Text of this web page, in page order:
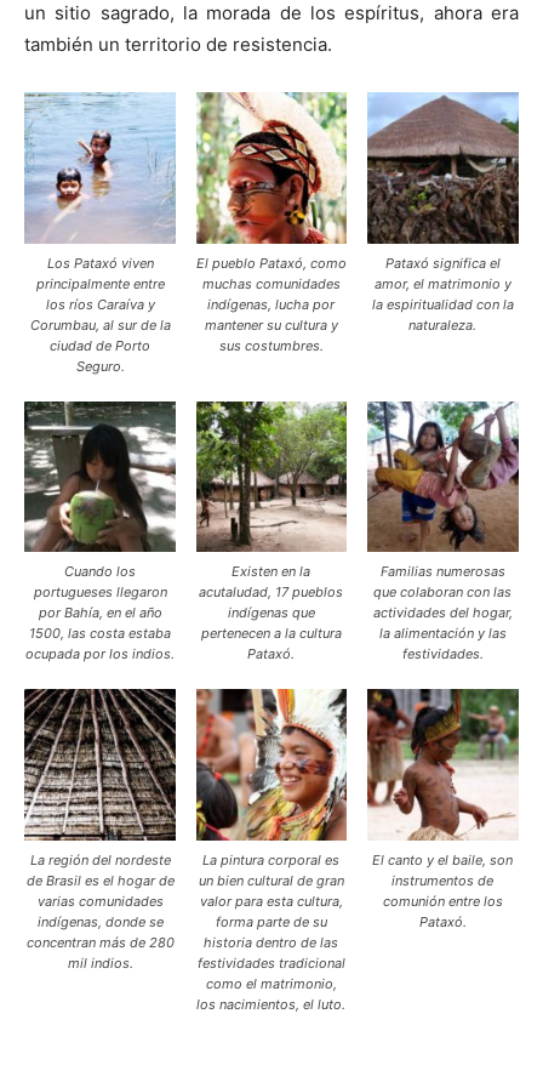
un sitio sagrado, la morada de los espíritus, ahora era
también un territorio de resistencia.
Los Pataxó viven
principalmente entre
los ríos Caraíva y
Corumbau, al sur de la
ciudad de Porto
Seguro.
El pueblo Pataxó, como
muchas comunidades
indígenas, lucha por
mantener su cultura y
sus costumbres.
Pataxó significa el
amor, el matrimonio y
la espiritualidad con la
naturaleza.
Cuando los
portugueses llegaron
por Bahía, en el año
1500, las costa estaba
ocupada por los indios.
Existen en la
acutaludad, 17 pueblos
indígenas que
pertenecen a la cultura
Pataxó.
Familias numerosas
que colaboran con las
actividades del hogar,
la alimentación y las
festividades.
La región del nordeste
de Brasil es el hogar de
varias comunidades
indígenas, donde se
concentran más de 280
mil indios.
La pintura corporal es
un bien cultural de gran
valor para esta cultura,
forma parte de su
historia dentro de las
festividades tradicional
como el matrimonio,
los nacimientos, el luto.
El canto y el baile, son
instrumentos de
comunión entre los
Pataxó.